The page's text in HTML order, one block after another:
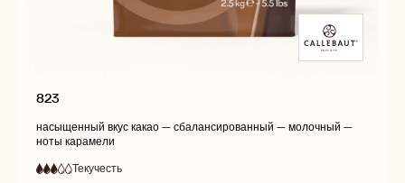
823
насыщенный вкус какао — сбалансированный — молочный —
ноты карамели
3 Текучесть